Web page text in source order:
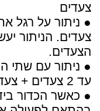
צעדים
צעדים. הניתור
הצעדים.
● ניתור עם שתי
עד 2 צעדים + צעד סוגר.
● כאשר הכדור